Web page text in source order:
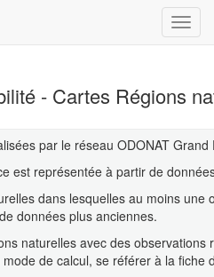
- Cartes Régions
par le réseau ODONAT
est représentée à partir de
dans lesquelles au moins
données plus anciennes.
naturelles avec des
de calcul, se référer à la fiche